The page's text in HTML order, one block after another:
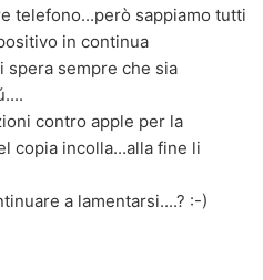
telefono...però sappiamo tutti
in continua
spera sempre che sia
contro apple per la
copia incolla...alla fine li
a lamentarsi....? :-)